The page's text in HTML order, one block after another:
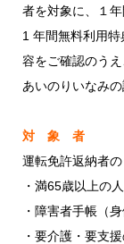
者を対象に、１年
1 年間無料利用
容をご確認のう
あいのりいなみの
対 象 者
運転免許返納者
・満65歳以上の人
・障害者手帳（
・要介護・要支